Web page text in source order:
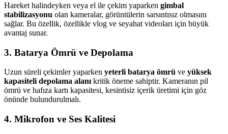
Hareket halindeyken veya el ile çekim yaparken gimbal
stabilizasyonu olan kameralar, görüntülerin sarsıntısız olmasını
sağlar. Bu özellik, özellikle vlog ve seyahat videoları için büyük
avantaj sunar.
3. Batarya Ömrü ve Depolama
Uzun süreli çekimler yaparken yeterli batarya ömrü ve yüksek
kapasiteli depolama alanı kritik öneme sahiptir. Kameranın pil
ömrü ve hafıza kartı kapasitesi, kesintisiz içerik üretimi için göz
önünde bulundurulmalı.
4. Mikrofon ve Ses Kalitesi